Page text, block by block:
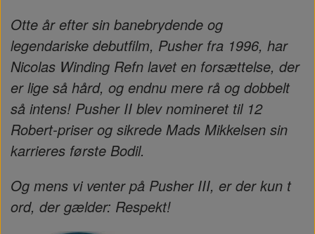
Otte år efter sin banebrydende og
legendariske debutfilm, Pusher fra 1996, har
Nicolas Winding Refn lavet en forsættelse, der
er lige så hård, og endnu mere rå og dobbelt
så intens! Pusher II blev nomineret til 12
Robert-priser og sikrede Mads Mikkelsen sin
karrieres første Bodil.
Og mens vi venter på Pusher III, er der kun t
ord, der gælder: Respekt!